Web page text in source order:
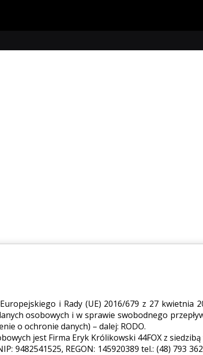
i Rady (UE) 2016/679 z 27 kwietnia
osobowych i w sprawie swobodnego
o ochronie danych) – dalej: RODO.
jest Firma Eryk Królikowski 44FOX z siedzibą
9482541525, REGON: 145920389 tel.: (48) 793